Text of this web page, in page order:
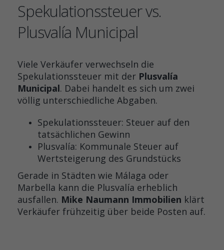
Spekulationssteuer vs.
Plusvalía Municipal
Viele Verkäufer verwechseln die
Spekulationssteuer mit der Plusvalía
Municipal. Dabei handelt es sich um zwei
völlig unterschiedliche Abgaben.
Spekulationssteuer: Steuer auf den
tatsächlichen Gewinn
Plusvalía: Kommunale Steuer auf
Wertsteigerung des Grundstücks
Gerade in Städten wie Málaga oder
Marbella kann die Plusvalía erheblich
ausfallen. Mike Naumann Immobilien klärt
Verkäufer frühzeitig über beide Posten auf.